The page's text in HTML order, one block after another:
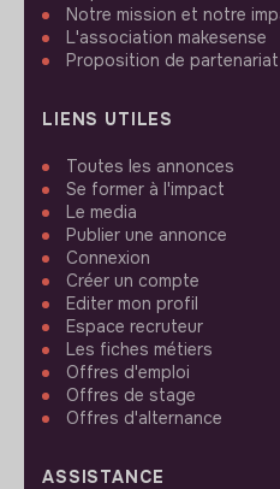
Notre mission et notre
L'association makesense
Proposition de partenariat
LIENS UTILES
Toutes les annonces
Se former à l'impact
Le media
Publier une annonce
Connexion
Créer un compte
Editer mon profil
Espace recruteur
Les fiches métiers
Offres d'emploi
Offres de stage
Offres d'alternance
ASSISTANCE